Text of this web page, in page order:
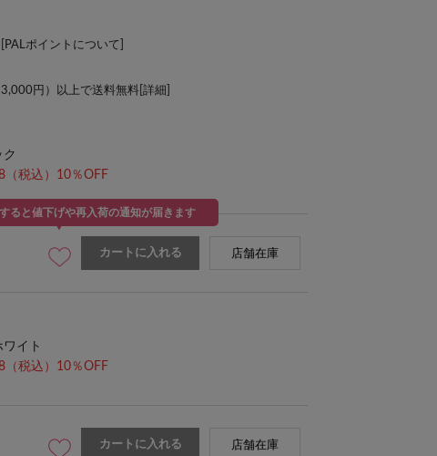
PALポイントについて
円）以上で送料無料[ 詳細
ク
（税込）10％OFF
ると値下げや再入荷の通知が届きます
カートに入れる 店舗在庫
イト
（税込）10％OFF
カートに入れる 店舗在庫